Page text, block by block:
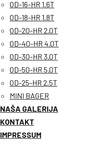
OD-16-HR 1.6T
OD-18-HR 1.8T
OD-20-HR 2.0T
OD-40-HR 4.0T
OD-30-HR 3.0T
OD-50-HR 5.0T
OD-25-HR 2.5T
MINI BAGER
NAŠA GALERIJA
KONTAKT
IMPRESSUM